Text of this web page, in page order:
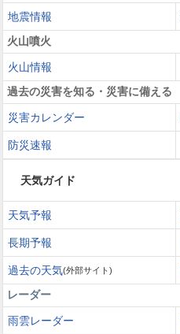
地震情報
火山噴火
火山情報
過去の災害を知る・災害に備える
災害カレンダー
防災速報
天気ガイド
天気予報
長期予報
過去の天気(外部サイト)
レーダー
雨雲レーダー